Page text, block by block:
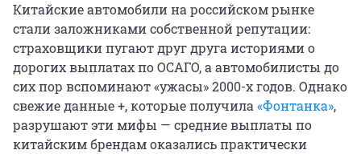
Китайские автомобили на российском рынке
стали заложниками собственной репутации:
страховщики пугают друг друга историями о
дорогих выплатах по ОСАГО, а автомобилисты до
сих пор вспоминают «ужасы» 2000-х годов. Однако
свежие данные +, которые получила«Фонтанка»,
разрушают эти мифы — средние выплаты по
китайским брендам оказались практически